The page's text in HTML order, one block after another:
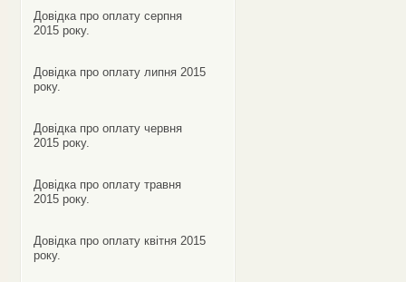
Довідка про оплату серпня
2015 року.
Довідка про оплату липня 2015
року.
Довідка про оплату червня
2015 року.
Довідка про оплату травня
2015 року.
Довідка про оплату квітня 2015
року.